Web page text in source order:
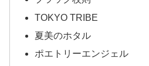
TOKYO TRIBE
夏美のホタル
ポエトリーエンジェル